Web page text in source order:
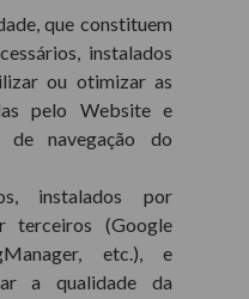
que constituem
instalados
ou otimizar as
pelo Website e
de navegação do
instalados por
terceiros (Google
etc.), e
a qualidade da